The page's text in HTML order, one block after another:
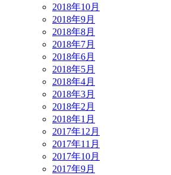
2018年10月
2018年9月
2018年8月
2018年7月
2018年6月
2018年5月
2018年4月
2018年3月
2018年2月
2018年1月
2017年12月
2017年11月
2017年10月
2017年9月